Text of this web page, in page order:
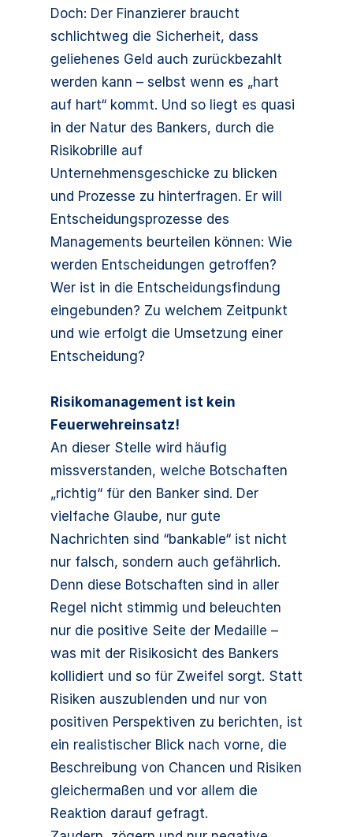
Doch: Der Finanzierer braucht
schlichtweg die Sicherheit, dass
geliehenes Geld auch zurückbezahlt
werden kann – selbst wenn es „hart
auf hart“ kommt. Und so liegt es quasi
in der Natur des Bankers, durch die
Risikobrille auf
Unternehmensgeschicke zu blicken
und Prozesse zu hinterfragen. Er will
Entscheidungsprozesse des
Managements beurteilen können: Wie
werden Entscheidungen getroffen?
Wer ist in die Entscheidungsfindung
eingebunden? Zu welchem Zeitpunkt
und wie erfolgt die Umsetzung einer
Entscheidung?
Risikomanagement ist kein
Feuerwehreinsatz!
An dieser Stelle wird häufig
missverstanden, welche Botschaften
„richtig“ für den Banker sind. Der
vielfache Glaube, nur gute
Nachrichten sind “bankable“ ist nicht
nur falsch, sondern auch gefährlich.
Denn diese Botschaften sind in aller
Regel nicht stimmig und beleuchten
nur die positive Seite der Medaille –
was mit der Risikosicht des Bankers
kollidiert und so für Zweifel sorgt. Statt
Risiken auszublenden und nur von
positiven Perspektiven zu berichten, ist
ein realistischer Blick nach vorne, die
Beschreibung von Chancen und Risiken
gleichermaßen und vor allem die
Reaktion darauf gefragt.